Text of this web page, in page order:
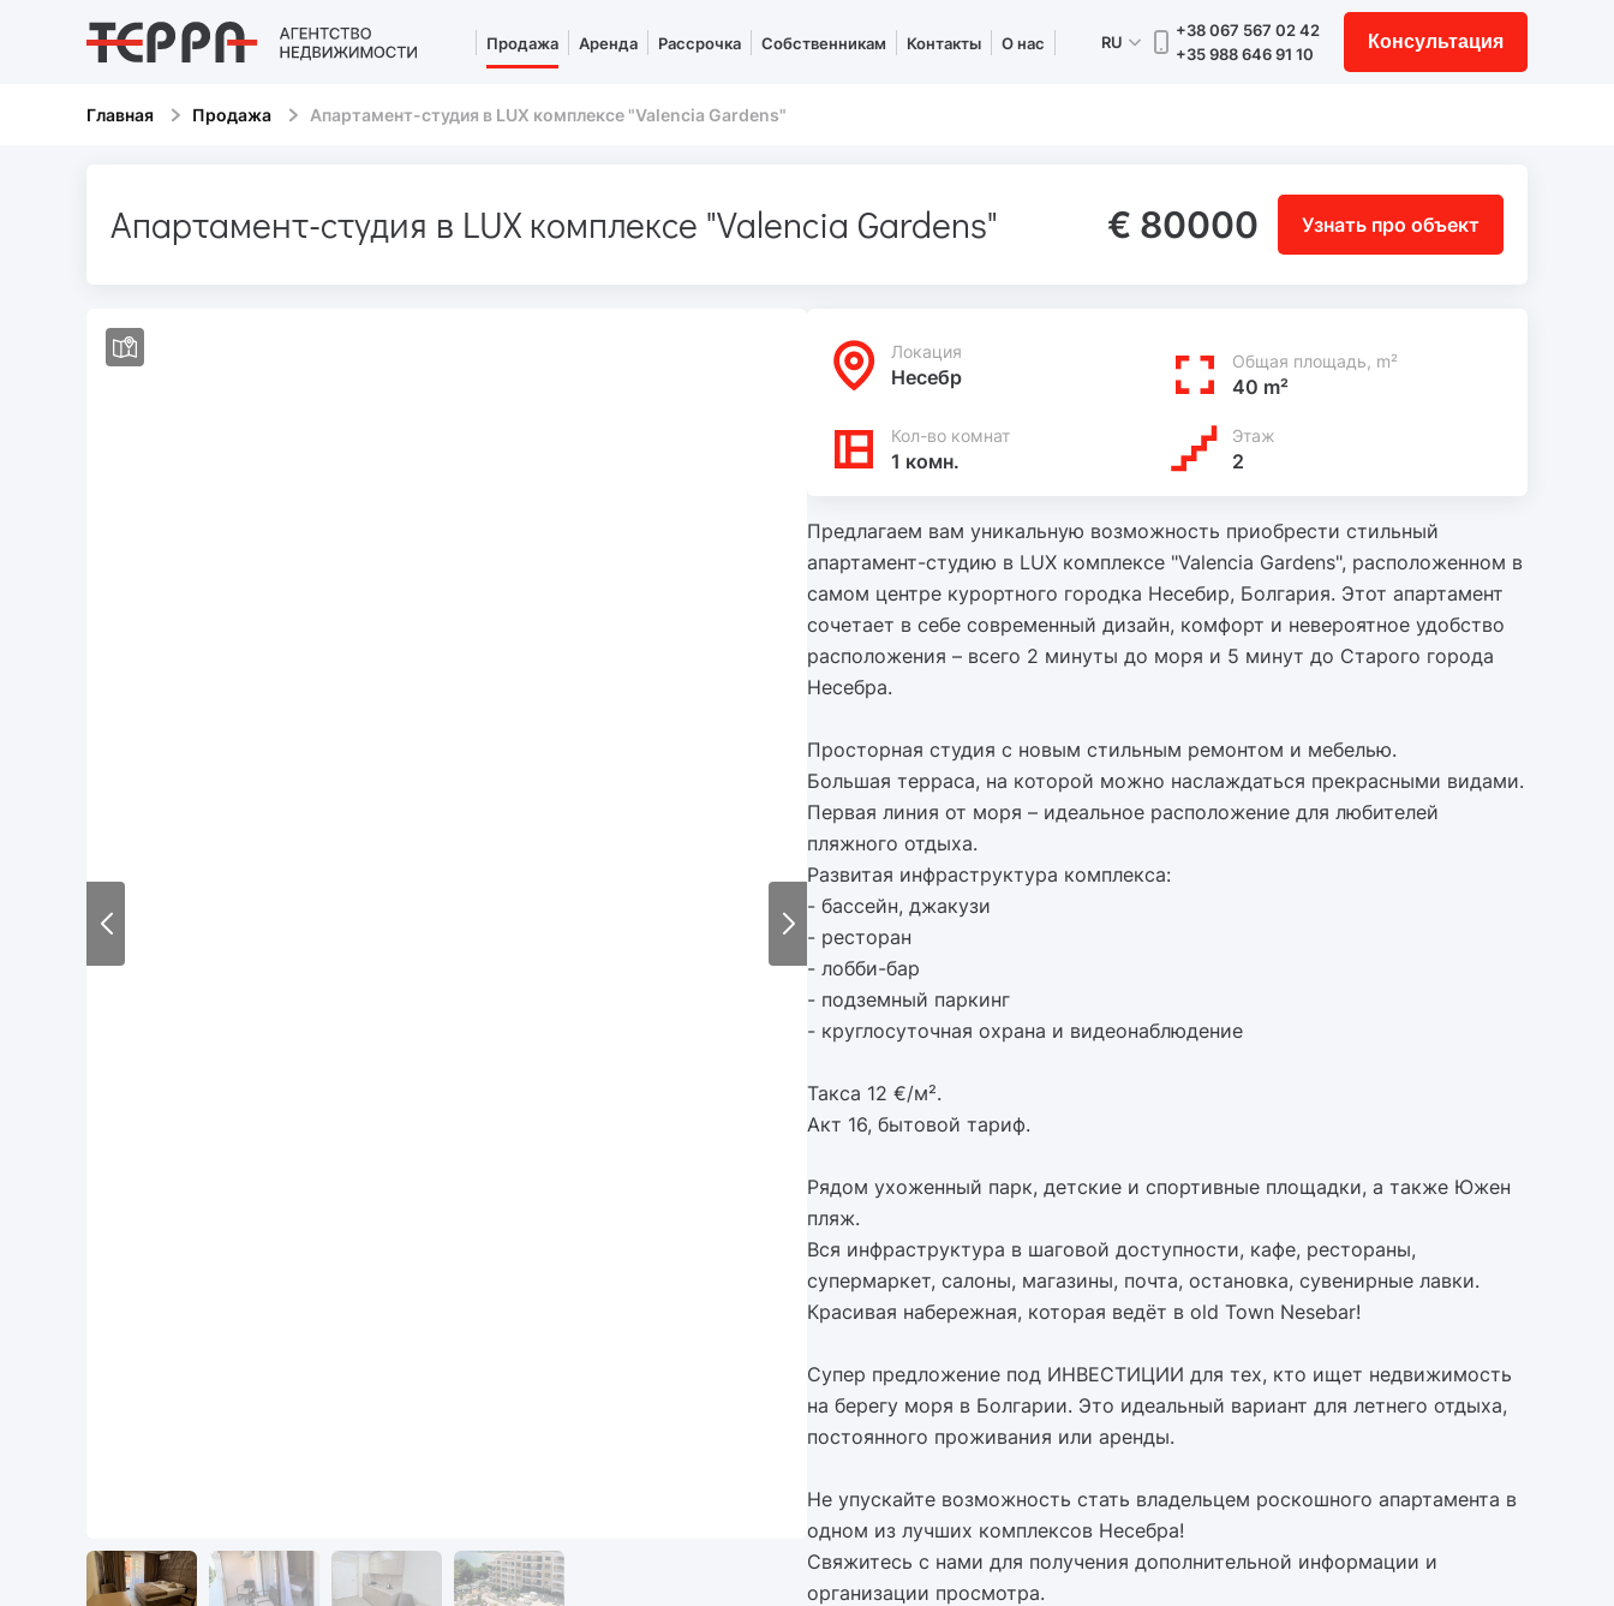
Продажа Аренда Рассрочка Собственникам Контакты О нас RU
+38 067 567 02 42
+35 988 646 91 10
Консультация
Главная Продажа Апартамент-студия в LUX комплексе "Valencia Gardens"
Апартамент-студия в LUX комплексе "Valencia Gardens" € 80000 Узнать про объект
Локация
Несебр
Общая площадь, m²
40 m²
Кол-во комнат
1 комн.
Этаж
2
Предлагаем вам уникальную возможность приобрести стильный
апартамент-студию в LUX комплексе "Valencia Gardens", расположенном в
самом центре курортного городка Несебир, Болгария. Этот апартамент
сочетает в себе современный дизайн, комфорт и невероятное удобство
расположения – всего 2 минуты до моря и 5 минут до Старого города
Несебра.
Просторная студия с новым стильным ремонтом и мебелью.
Большая терраса, на которой можно наслаждаться прекрасными видами.
Первая линия от моря – идеальное расположение для любителей
пляжного отдыха.
Развитая инфраструктура комплекса:
- бассейн, джакузи
- ресторан
- лобби-бар
- подземный паркинг
- круглосуточная охрана и видеонаблюдение
Такса 12 €/м².
Акт 16, бытовой тариф.
Рядом ухоженный парк, детские и спортивные площадки, а также Южен
пляж.
Вся инфраструктура в шаговой доступности, кафе, рестораны,
супермаркет, салоны, магазины, почта, остановка, сувенирные лавки.
Красивая набережная, которая ведёт в old Town Nesebar!
Супер предложение под ИНВЕСТИЦИИ для тех, кто ищет недвижимость
на берегу моря в Болгарии. Это идеальный вариант для летнего отдыха,
постоянного проживания или аренды.
Не упускайте возможность стать владельцем роскошного апартамента в
одном из лучших комплексов Несебра!
Свяжитесь с нами для получения дополнительной информации и
организации просмотра.